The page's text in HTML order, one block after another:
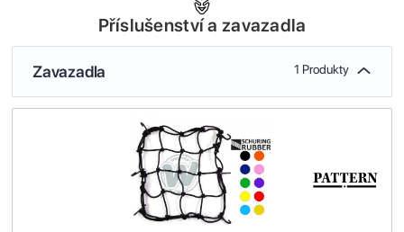
Příslušenství a zavazadla
Zavazadla 1 Produkty